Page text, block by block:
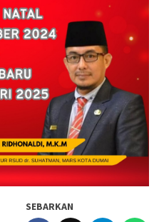
SEBARKAN